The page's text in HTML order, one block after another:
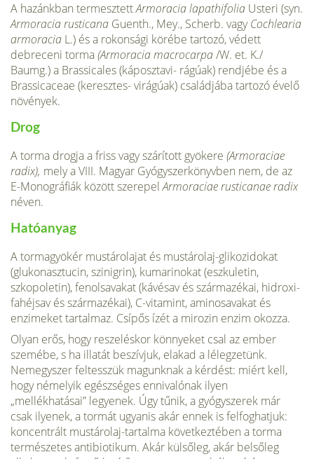
A hazánkban termesztettArmoracia lapathifolia Usteri (syn.
Armoracia rusticana Guenth., Mey., Scherb. vagyCochlearia
armoracia L.) és a rokonsági körébe tartozó, védett
debreceni torma(Armoracia macrocarpa/W. et. K./
Baumg.) a Brassicales (káposztavi- rágúak) rendjébe és a
Brassicaceae (keresztes- virágúak) családjába tartozó évelő
növények.
Drog
A torma drogja a friss vagy szárított gyö­kere (Armoraciae
radix), mely a VIII. Magyar Gyógyszerkönyvben nem, de az
E-Monográfiák között szerepelArmoraciae rusticanae radix
néven.
Hatóanyag
A tormagyökér mustárolajat és mustárolaj-glikozidokat
(glukonasztucin, szinigrin), kumarinokat (eszkuletin,
szkopoletin), fenolsavakat (kávésav és származékai, hidroxi-
fahéjsav és származékai), C-vitamint, aminosavakat és
enzimeket tartalmaz. Csípős ízét a mirozin enzim okozza.
Olyan erős, hogy reszeléskor könnyeket csal az ember
szemébe, s ha illatát beszívjuk, elakad a lélegzetünk.
Nemegyszer feltesszük magunknak a kérdést: miért kell,
hogy némelyik egészséges ennivalónak ilyen
„mellékhatásai” legyenek. Úgy tűnik, a gyógy­szerek már
csak ilyenek, a tormát ugyanis akár ennek is felfoghatjuk:
koncentrált mustár­olaj-tartalma következtében a torma
természetes antibiotikum. Akár külsőleg, akár belső­leg